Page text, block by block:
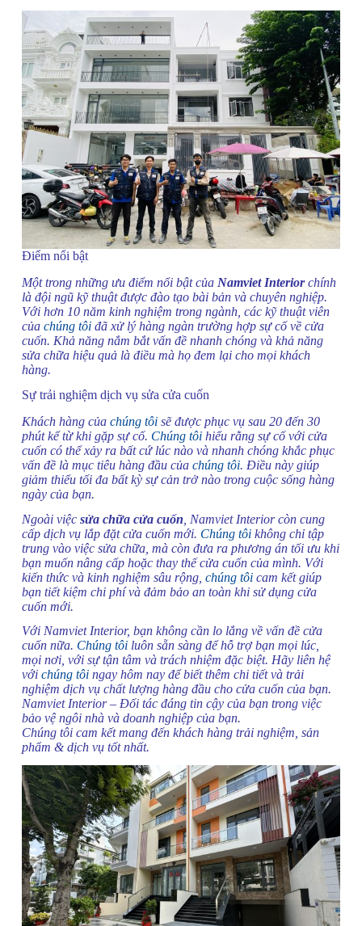
Điểm nổi bật
Một trong những ưu điểm nổi bật củaNamviet Interiorchính
là đội ngũ kỹ thuật được đào tạo bài bản và chuyên nghiệp.
Với hơn 10 năm kinh nghiệm trong ngành, các kỹ thuật viên
của chúng tôiđã xử lý hàng ngàn trường hợp sự cố về cửa
cuốn. Khả năng nắm bắt vấn đề nhanh chóng và khả năng
sửa chữa hiệu quả là điều mà họ đem lại cho mọi khách
hàng.
Sự trải nghiệm dịch vụ sửa cửa cuốn
Khách hàng của chúng tôisẽ được phục vụ sau 20 đến 30
phút kể từ khi gặp sự cố. Chúng tôihiểu rằng sự cố với cửa
cuốn có thể xảy ra bất cứ lúc nào và nhanh chóng khắc phục
vấn đề là mục tiêu hàng đầu của chúng tôi. Điều này giúp
giảm thiểu tối đa bất kỳ sự cản trở nào trong cuộc sống hàng
ngày của bạn.
Ngoài việc sửa chữa cửa cuốn , Namviet Interior còn cung
cấp dịch vụ lắp đặt cửa cuốn mới. Chúng tôikhông chỉ tập
trung vào việc sửa chữa, mà còn đưa ra phương án tối ưu khi
bạn muốn nâng cấp hoặc thay thế cửa cuốn của mình. Với
kiến thức và kinh nghiệm sâu rộng, chúng tôicam kết giúp
bạn tiết kiệm chi phí và đảm bảo an toàn khi sử dụng cửa
cuốn mới.
Với Namviet Interior, bạn không cần lo lắng về vấn đề cửa
cuốn nữa. Chúng tôiluôn sẵn sàng để hỗ trợ bạn mọi lúc,
mọi nơi, với sự tận tâm và trách nhiệm đặc biệt. Hãy liên hệ
với chúng tôingay hôm nay để biết thêm chi tiết và trải
nghiệm dịch vụ chất lượng hàng đầu cho cửa cuốn của bạn.
Namviet Interior – Đối tác đáng tin cậy của bạn trong việc
bảo vệ ngôi nhà và doanh nghiệp của bạn.
Chúng tôi cam kết mang đến khách hàng trải nghiệm, sản
phẩm & dịch vụ tốt nhất.